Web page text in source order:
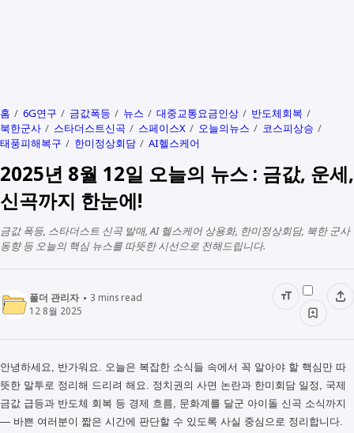
홈 6G연구 금값폭등 뉴스 대중교통요금인상
반도체회복
북한군사
스타더스트신곡 스페이스X 오늘의뉴스
코스피상승
태풍피해복구
한미정상회담 AI헬스케어
2025년 8월 12일 오늘의 뉴스 : 금값, 운세,
신곡까지 한눈에!
금값 폭등, 스타더스트 신곡 발매, AI 헬스케어 상용화, 한미정상회담, 북한 군사
동향 등 오늘의 핵심 뉴스를 따뜻한 시선으로 전해드립니다.
폴더 관리자 3 mins read
12 8월 2025
안녕하세요, 반가워요. 오늘은 복잡한 소식들 속에서 꼭 알아야 할 핵심만 따
뜻한 말투로 정리해 드리려 해요. 정치권의 사면 논란과 한미회담 일정, 국제
금값 급등과 반도체 회복 등 경제 흐름, 문화계를 달군 아이돌 신곡 소식까지
— 바쁜 여러분이 짧은 시간에 판단할 수 있도록 사실 중심으로 정리합니다.